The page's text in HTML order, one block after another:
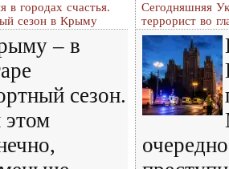
в городах счастья.
сезон в Крыму
– в
сезон.
Сегодняшняя
террорист во